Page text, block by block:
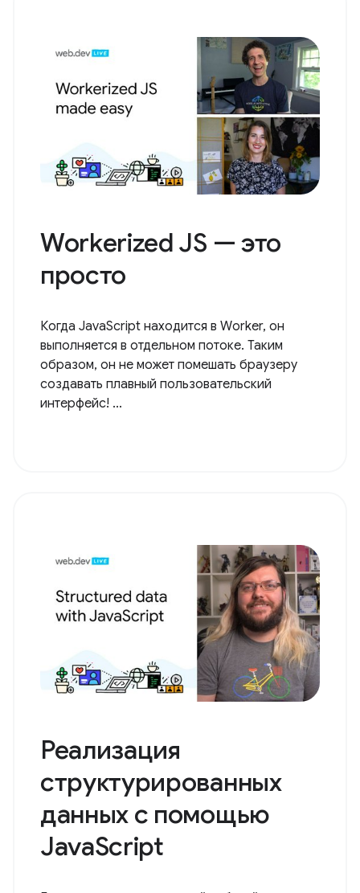
Workerized JS — это
просто
Когда JavaScript находится в Worker, он
выполняется в отдельном потоке. Таким
образом, он не может помешать браузеру
создавать плавный пользовательский
интерфейс! ...
Реализация
структурированных
данных с помощью
JavaScript